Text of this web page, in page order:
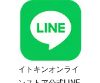
イトキンオンライ